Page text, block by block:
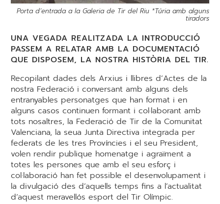
Porta d’entrada a la Galeria de Tir del Riu *Túria amb alguns
tiradors
UNA VEGADA REALITZADA LA INTRODUCCIÓ
PASSEM A RELATAR AMB LA DOCUMENTACIÓ
QUE DISPOSEM, LA NOSTRA HISTÒRIA DEL TIR.
Recopilant dades dels Arxius i llibres d’Actes de la
nostra Federació i conversant amb alguns dels
entranyables personatges que han format i en
alguns casos continuen formant i col·laborant amb
tots nosaltres, la Federació de Tir de la Comunitat
Valenciana, la seua Junta Directiva integrada per
federats de les tres Províncies i el seu President,
volen rendir publique homenatge i agraïment a
totes les persones que amb el seu esforç i
col·laboració han fet possible el desenvolupament i
la divulgació des d’aquells temps fins a l’actualitat
d’aquest meravellós esport del Tir Olímpic.